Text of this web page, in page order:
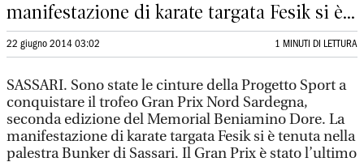
manifestazione di karate targata Fesik si è...
22 giugno 2014 03:02 1 MINUTI DI LETTURA
SASSARI. Sono state le cinture della Progetto Sport a
conquistare il trofeo Gran Prix Nord Sardegna,
seconda edizione del Memorial Beniamino Dore. La
manifestazione di karate targata Fesik si è tenuta nella
palestra Bunker di Sassari. Il Gran Prix è stato l’ultimo